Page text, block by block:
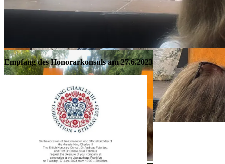
Empfang des Honorarkonsuls am 27.6.2023